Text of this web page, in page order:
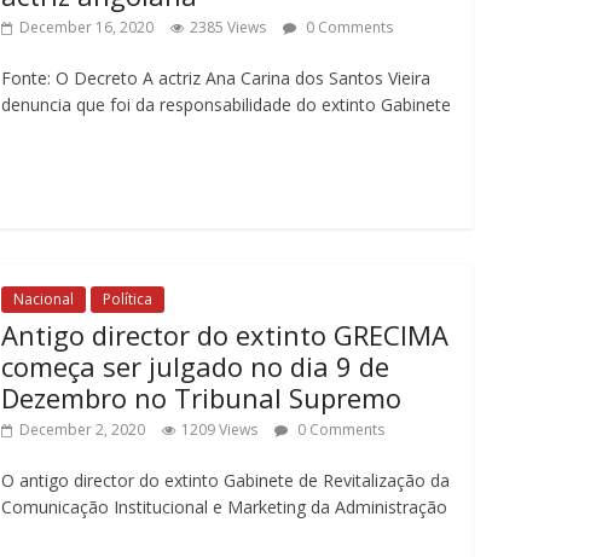
December 16, 2020 2385 Views 0 Comments
Fonte: O Decreto A actriz Ana Carina dos Santos Vieira
denuncia que foi da responsabilidade do extinto Gabinete
Nacional Política
Antigo director do extinto GRECIMA
começa ser julgado no dia 9 de
Dezembro no Tribunal Supremo
December 2, 2020 1209 Views 0 Comments
O antigo director do extinto Gabinete de Revitalização da
Comunicação Institucional e Marketing da Administração